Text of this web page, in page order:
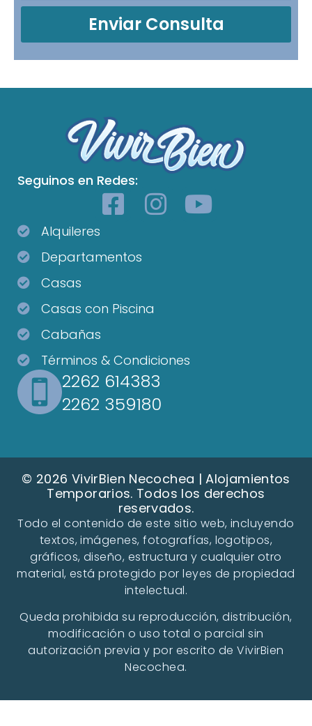
Enviar Consulta
Seguinos en Redes:
Alquileres
Departamentos
Casas
Casas con Piscina
Cabañas
Términos & Condiciones
2262 614383
2262 359180
© 2026 VivirBien Necochea | Alojamientos
Temporarios. Todos los derechos
reservados.
Todo el contenido de este sitio web, incluyendo
textos, imágenes, fotografías, logotipos,
gráficos, diseño, estructura y cualquier otro
material, está protegido por leyes de propiedad
intelectual.
Queda prohibida su reproducción, distribución,
modificación o uso total o parcial sin
autorización previa y por escrito de VivirBien
Necochea.